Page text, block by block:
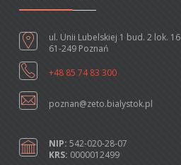
ul. Unii Lubelskiej 1 bud. 2 lok. 16
61-249 Poznań
+48 85 74 83 300
poznan@zeto.bialystok.pl
NIP: 542-020-28-07
KRS: 0000012499